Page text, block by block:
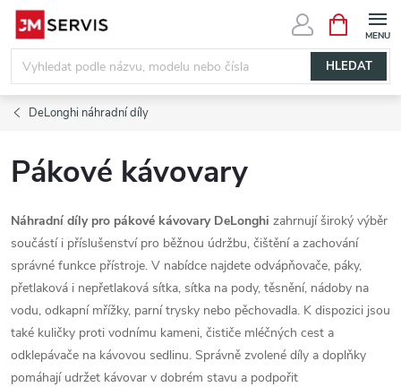
Přejít
obsah
HLEDAT
NÁKUPNÍ
KOŠÍK
DeLonghi náhradní díly
Pákové kávovary
Náhradní díly pro pákové kávovary DeLonghi zahrnují široký výběr
součástí i příslušenství pro běžnou údržbu, čištění a zachování
správné funkce přístroje. V nabídce najdete odvápňovače, páky,
přetlaková i nepřetlaková sítka, sítka na pody, těsnění, nádoby na
vodu, odkapní mřížky, parní trysky nebo pěchovadla. K dispozici jsou
také kuličky proti vodnímu kameni, čističe mléčných cest a
odklepávače na kávovou sedlinu. Správně zvolené díly a doplňky
pomáhají udržet kávovar v dobrém stavu a podpořit